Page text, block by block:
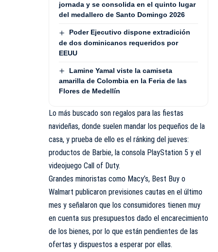
jornada y se consolida en el quinto lugar
del medallero de Santo Domingo 2026
Poder Ejecutivo dispone extradición
de dos dominicanos requeridos por
EEUU
Lamine Yamal viste la camiseta
amarilla de Colombia en la Feria de las
Flores de Medellín
Lo más buscado son regalos para las fiestas
navideñas, donde suelen mandar los pequeños de la
casa, y prueba de ello es el ránking del jueves:
productos de Barbie, la consola PlayStation 5 y el
videojuego Call of Duty.
Grandes minoristas como Macy’s, Best Buy o
Walmart publicaron previsiones cautas en el último
mes y señalaron que los consumidores tienen muy
en cuenta sus presupuestos dado el encarecimiento
de los bienes, por lo que están pendientes de las
ofertas y dispuestos a esperar por ellas.